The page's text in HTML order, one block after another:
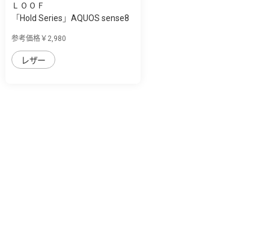
ＬＯＯＦ
「Hold Series」AQUOS sense8
参考価格￥2,980
レザー